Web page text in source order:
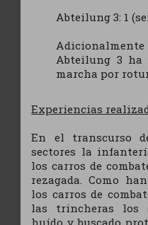
Abteilung 3: 1
Abteilung 3 ha
marcha por
Experiencias
En el transcurso
sectores la
los carros de
rezagada. Como
los carros de
las trincheras los